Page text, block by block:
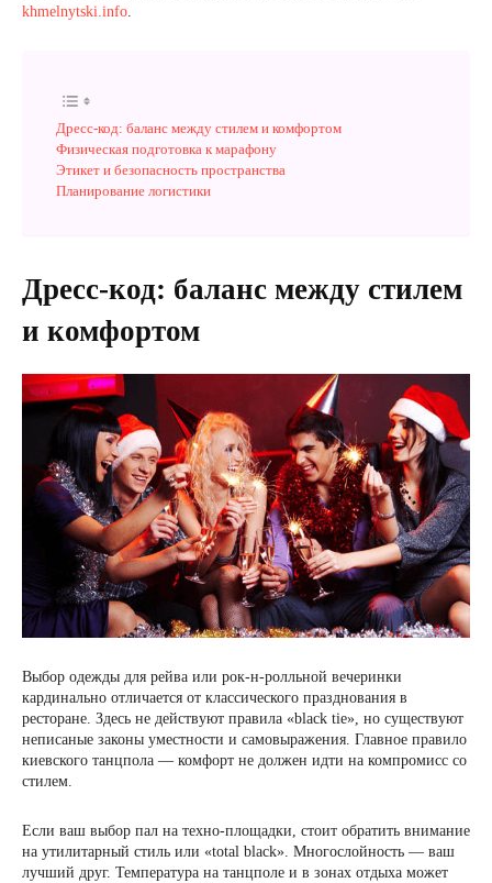
khmelnytski.info.
Дресс-код: баланс между стилем и комфортом
Физическая подготовка к марафону
Этикет и безопасность пространства
Планирование логистики
Дресс-код: баланс между стилем
и комфортом
Выбор одежды для рейва или рок-н-ролльной вечеринки
кардинально отличается от классического празднования в
ресторане. Здесь не действуют правила «black tie», но существуют
неписаные законы уместности и самовыражения. Главное правило
киевского танцпола — комфорт не должен идти на компромисс со
стилем.
Если ваш выбор пал на техно-площадки, стоит обратить внимание
на утилитарный стиль или «total black». Многослойность — ваш
лучший друг. Температура на танцполе и в зонах отдыха может